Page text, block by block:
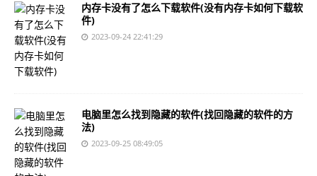
内存卡没有了怎么下载软件(没有内存卡如何下载软
件)
2023-09-24 22:41:29
电脑里怎么找到隐藏的软件(找回隐藏的软件的方
法)
2023-09-25 08:49:05